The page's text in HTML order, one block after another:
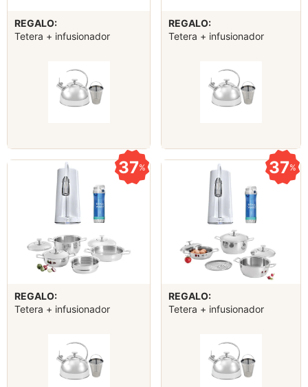
REGALO:
Tetera + infusionador
REGALO:
Tetera + infusionador
37%
REGALO:
Tetera + infusionador
37%
REGALO:
Tetera + infusionador